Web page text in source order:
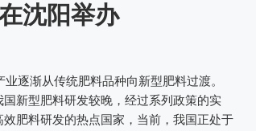
沈阳举办
逐渐从传统肥料品种向新型肥料过渡。
新型肥料研发较晚，经过系列政策的实
肥料研发的热点国家，当前，我国正处于